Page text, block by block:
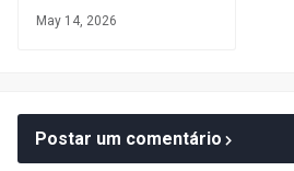
May 14, 2026
Postar um comentário